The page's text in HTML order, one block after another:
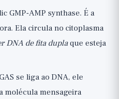
GMP-AMP synthase. É a
Ela circula no citoplasma
DNA de fita duplaque esteja
se liga ao DNA, ele
molécula mensageira